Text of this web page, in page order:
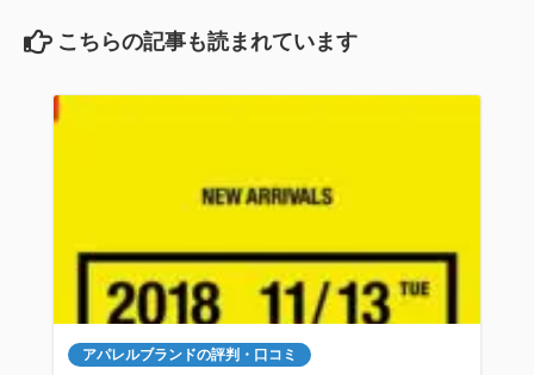
こちらの記事も読まれています
アパレルブランドの評判・口コミ